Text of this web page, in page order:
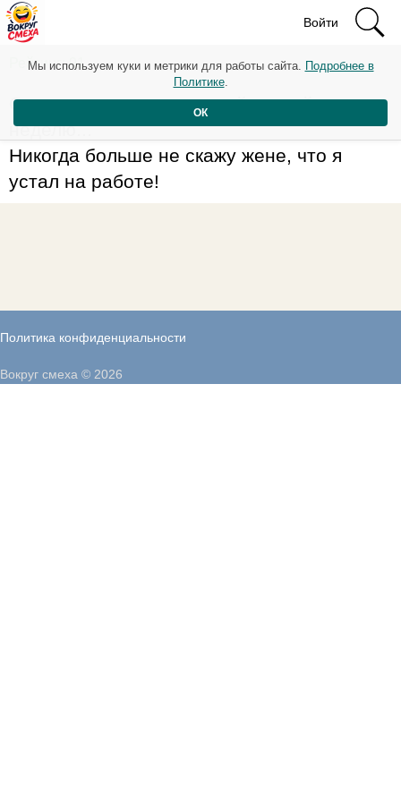
Войти
Рейтинг: 91
Остался один с маленькой дочкой на
неделю...
Никогда больше не скажу жене, что я
устал на работе!
Политика конфиденциальности
Мы используем куки и метрики для работы сайта. Подробнее в
Политике.
ОК
Вокруг смеха © 2026